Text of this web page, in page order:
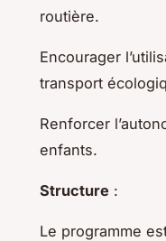
routière.
Encourager
transport
Renforcer
enfants.
Structure :
Le programme